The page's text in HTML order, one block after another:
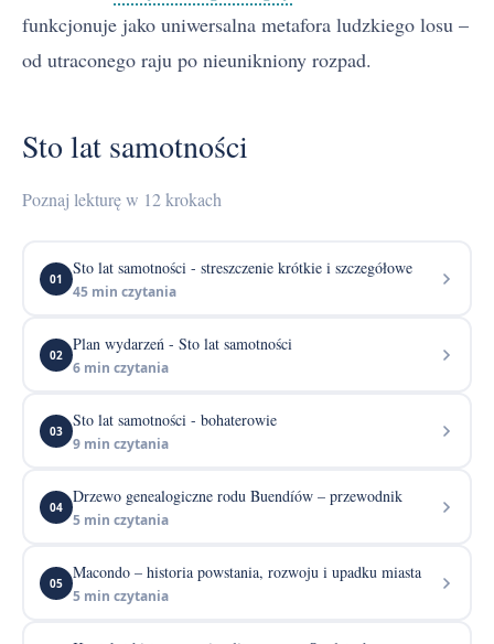
funkcjonuje jako uniwersalna metafora ludzkiego losu –
od utraconego raju po nieunikniony rozpad.
Sto lat samotności
Poznaj lekturę w 12 krokach
01
Sto lat samotności - streszczenie krótkie i szczegółowe
45 min czytania
02
Plan wydarzeń - Sto lat samotności
6 min czytania
03
Sto lat samotności - bohaterowie
9 min czytania
04
Drzewo genealogiczne rodu Buendíów – przewodnik
5 min czytania
05
Macondo – historia powstania, rozwoju i upadku miasta
5 min czytania